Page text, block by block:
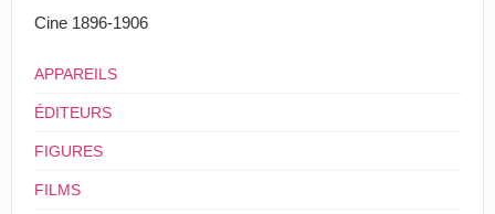
Cine 1896-1906
APPAREILS
ÉDITEURS
FIGURES
FILMS